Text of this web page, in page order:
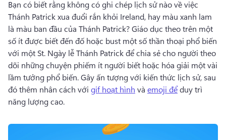
Thánh Patrick xua đuổi rắn khỏi Ireland, hay màu xanh lam
là màu ban đầu của Thánh Patrick? Giáo dục theo trên một
số ít được biết đến đố hoặc bust một số thần thoại phổ biến
với một St. Ngày lễ Thánh Patrick để chia sẻ cho người theo
dõi những chuyện phiếm ít người biết hoặc hóa giải một vài
lầm tưởng phổ biến. Gây ấn tượng với kiến thức lịch sử, sau
đó thêm nhân cách với gif hoạt hình và emoji để duy trì
năng lượng cao.